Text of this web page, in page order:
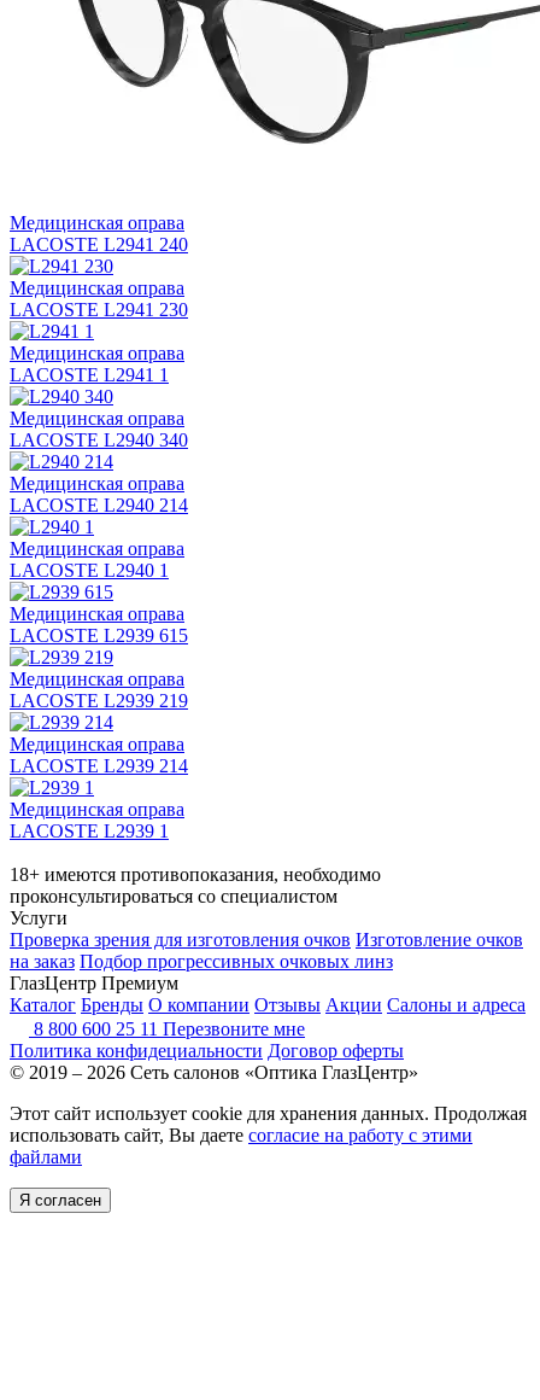
Медицинская оправа
LACOSTE L2941 240
Медицинская оправа
LACOSTE L2941 230
Медицинская оправа
LACOSTE L2941 1
Медицинская оправа
LACOSTE L2940 340
Медицинская оправа
LACOSTE L2940 214
Медицинская оправа
LACOSTE L2940 1
Медицинская оправа
LACOSTE L2939 615
Медицинская оправа
LACOSTE L2939 219
Медицинская оправа
LACOSTE L2939 214
Медицинская оправа
LACOSTE L2939 1
18+ имеются противопоказания, необходимо
проконсультироваться со специалистом
Услуги
Проверка зрения для изготовления очков Изготовление очков
на заказ Подбор прогрессивных очковых линз
ГлазЦентр Премиум
Каталог Бренды О компании Отзывы Акции Салоны и адреса
8 800 600 25 11 Перезвоните мне
Политика конфидециальности Договор оферты
© 2019 – 2026 Сеть салонов «Оптика ГлазЦентр»
Этот сайт использует cookie для хранения данных. Продолжая
использовать сайт, Вы даете согласие на работу с этими
файлами
Я согласен